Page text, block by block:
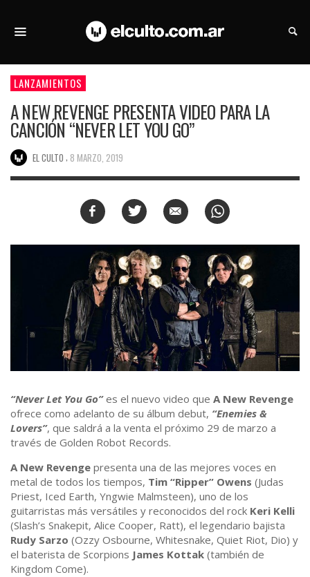
LANZAMIENTOS
A NEW REVENGE PRESENTA VIDEO PARA LA
CANCIÓN “NEVER LET YOU GO”
EL CULTO 8 MARZO, 2019
“Never Let You Go”es el nuevo video que A New Revenge
ofrece como adelanto de su álbum debut, “Enemies &
Lovers”, que saldrá a la venta el próximo 29 de marzo a
través de Golden Robot Records.
A New Revenge presenta una de las mejores voces en
metal de todos los tiempos, Tim “Ripper” Owens (Judas
Priest, Iced Earth, Yngwie Malmsteen), uno de los
guitarristas más versátiles y reconocidos del rock Keri Kelli
(Slash’s Snakepit, Alice Cooper, Ratt), el legendario bajista
Rudy Sarzo (Ozzy Osbourne, Whitesnake, Quiet Riot, Dio) y
el baterista de Scorpions James Kottak (también de
Kingdom Come).